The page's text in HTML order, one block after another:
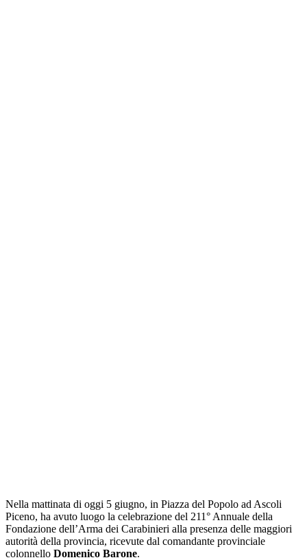
Nella mattinata di oggi 5 giugno, in Piazza del Popolo ad Ascoli
Piceno, ha avuto luogo la celebrazione del 211° Annuale della
Fondazione dell’Arma dei Carabinieri alla presenza delle maggiori
autorità della provincia, ricevute dal comandante provinciale
colonnello Domenico Barone.